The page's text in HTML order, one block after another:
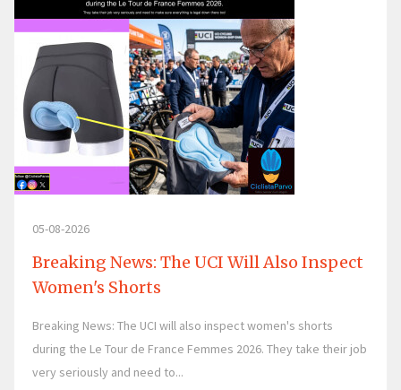
05-08-2026
Breaking News: The UCI Will Also Inspect
Women's Shorts
Breaking News: The UCI will also inspect women's shorts
during the Le Tour de France Femmes 2026. They take their job
very seriously and need to...